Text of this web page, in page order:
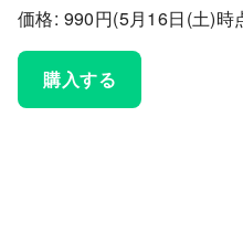
価格: 990円(5月16日(土)時
購入する